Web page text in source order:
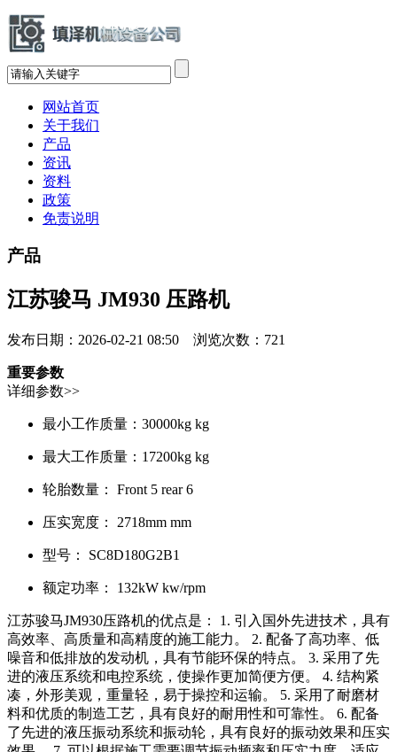
网站首页
关于我们
产品
资讯
资料
政策
免责说明
产品
江苏骏马 JM930 压路机
发布日期：2026-02-21 08:50 浏览次数： 721
重要参数
详细参数>>
最小工作质量： 30000kg kg
最大工作质量： 17200kg kg
轮胎数量： Front 5 rear 6
压实宽度： 2718mm mm
型号： SC8D180G2B1
额定功率： 132kW kw/rpm
江苏骏马JM930压路机的优点是： 1. 引入国外先进技术，具有
高效率、高质量和高精度的施工能力。 2. 配备了高功率、低
噪音和低排放的发动机，具有节能环保的特点。 3. 采用了先
进的液压系统和电控系统，使操作更加简便方便。 4. 结构紧
凑，外形美观，重量轻，易于操控和运输。 5. 采用了耐磨材
料和优质的制造工艺，具有良好的耐用性和可靠性。 6. 配备
了先进的液压振动系统和振动轮，具有良好的振动效果和压实